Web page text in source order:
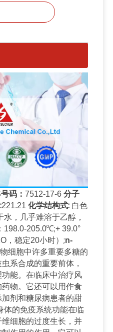
码： 7512-17-6 分子
:221.21 化学结构式: 白色
，几乎难溶于乙醇，
198.0-205.0ºC;+ 39.0°
，稳定20小时） ;n-
细胞中许多重要多糖的
系合成的重要前体，
能。在临床中治疗风
物。它还可以用作食
剂和糖尿病患者的甜
体的免疫系统功能在临
细胞的过度生长，并